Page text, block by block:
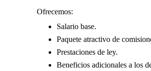
Ofrecemos:
Salario base.
Paquete atractivo de
Prestaciones de ley.
Beneficios adicionales a los